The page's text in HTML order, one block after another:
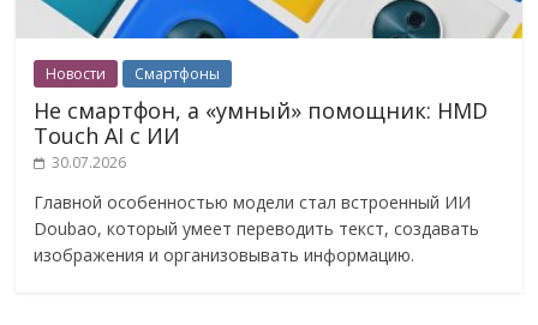
Новости Смартфоны
Не смартфон, а «умный» помощник: HMD
Touch AI с ИИ
30.07.2026
Главной особенностью модели стал встроенный ИИ
Doubao, который умеет переводить текст, создавать
изображения и организовывать информацию.